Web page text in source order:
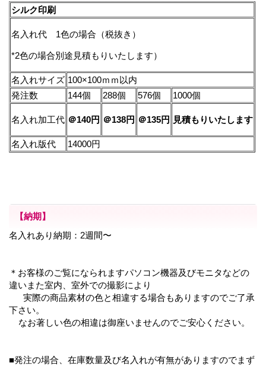
シルク印刷
名入れ代 1色の場合（税抜き）
*2色の場合別途見積もりいたします）
名入れサイズ 100×100ｍｍ以内
発注数
144個 288個 576個 1000個
名入れ加工代 ＠140円 ＠138円 ＠135円 見積もりいたします
名入れ版代 14000円
【納期】
名入れあり納期：2週間〜
＊お客様のご覧になられますパソコン機器及びモニタなどの
違いまた室内、室外での撮影により
実際の商品素材の色と相違する場合もありますのでご了承
下さい。
なお著しい色の相違は御座いませんのでご安心ください。
■発注の場合、在庫数量及び名入れが有無がありますのでまず